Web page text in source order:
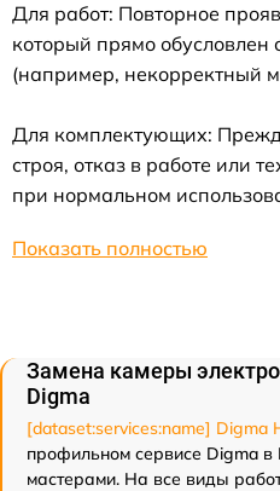
Для работ: Повторное
который прямо обусловлен
(например, некорректный
Для комплектующих:
строя, отказ в работе или
при нормальном
Показать полностью
Замена камеры
Digma
[dataset:services:name] Digma
профильном сервисе Digma
мастерами. На все виды